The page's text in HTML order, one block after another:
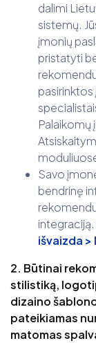
dalimi
sistemų.
įmonių
pristatyti
Palaikomų
Savo
bendrinę
išvaizda
2. Būtinai
stilistiką,
dizaino
pateikiamas
matomas